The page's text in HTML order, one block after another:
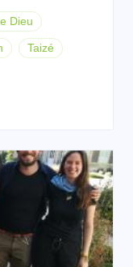
Dieu
Taizé